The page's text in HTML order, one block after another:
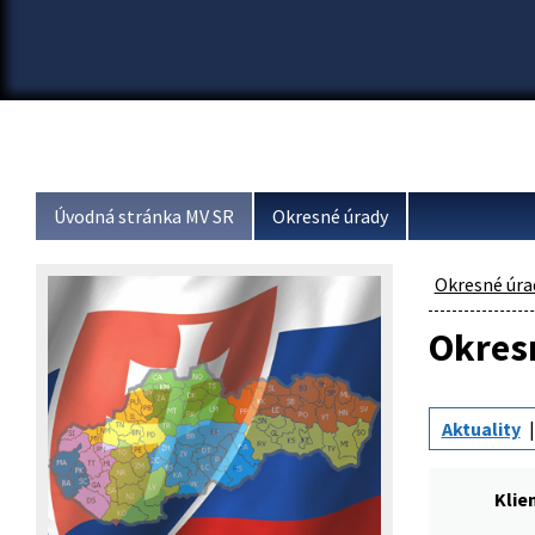
Úvodná stránka MV SR Okresné úrady
Okresné
Aktuality